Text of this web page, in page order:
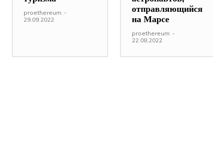
proethereum -
29.09.2022
отправляющийся
на Марсе
proethereum -
22.08.2022